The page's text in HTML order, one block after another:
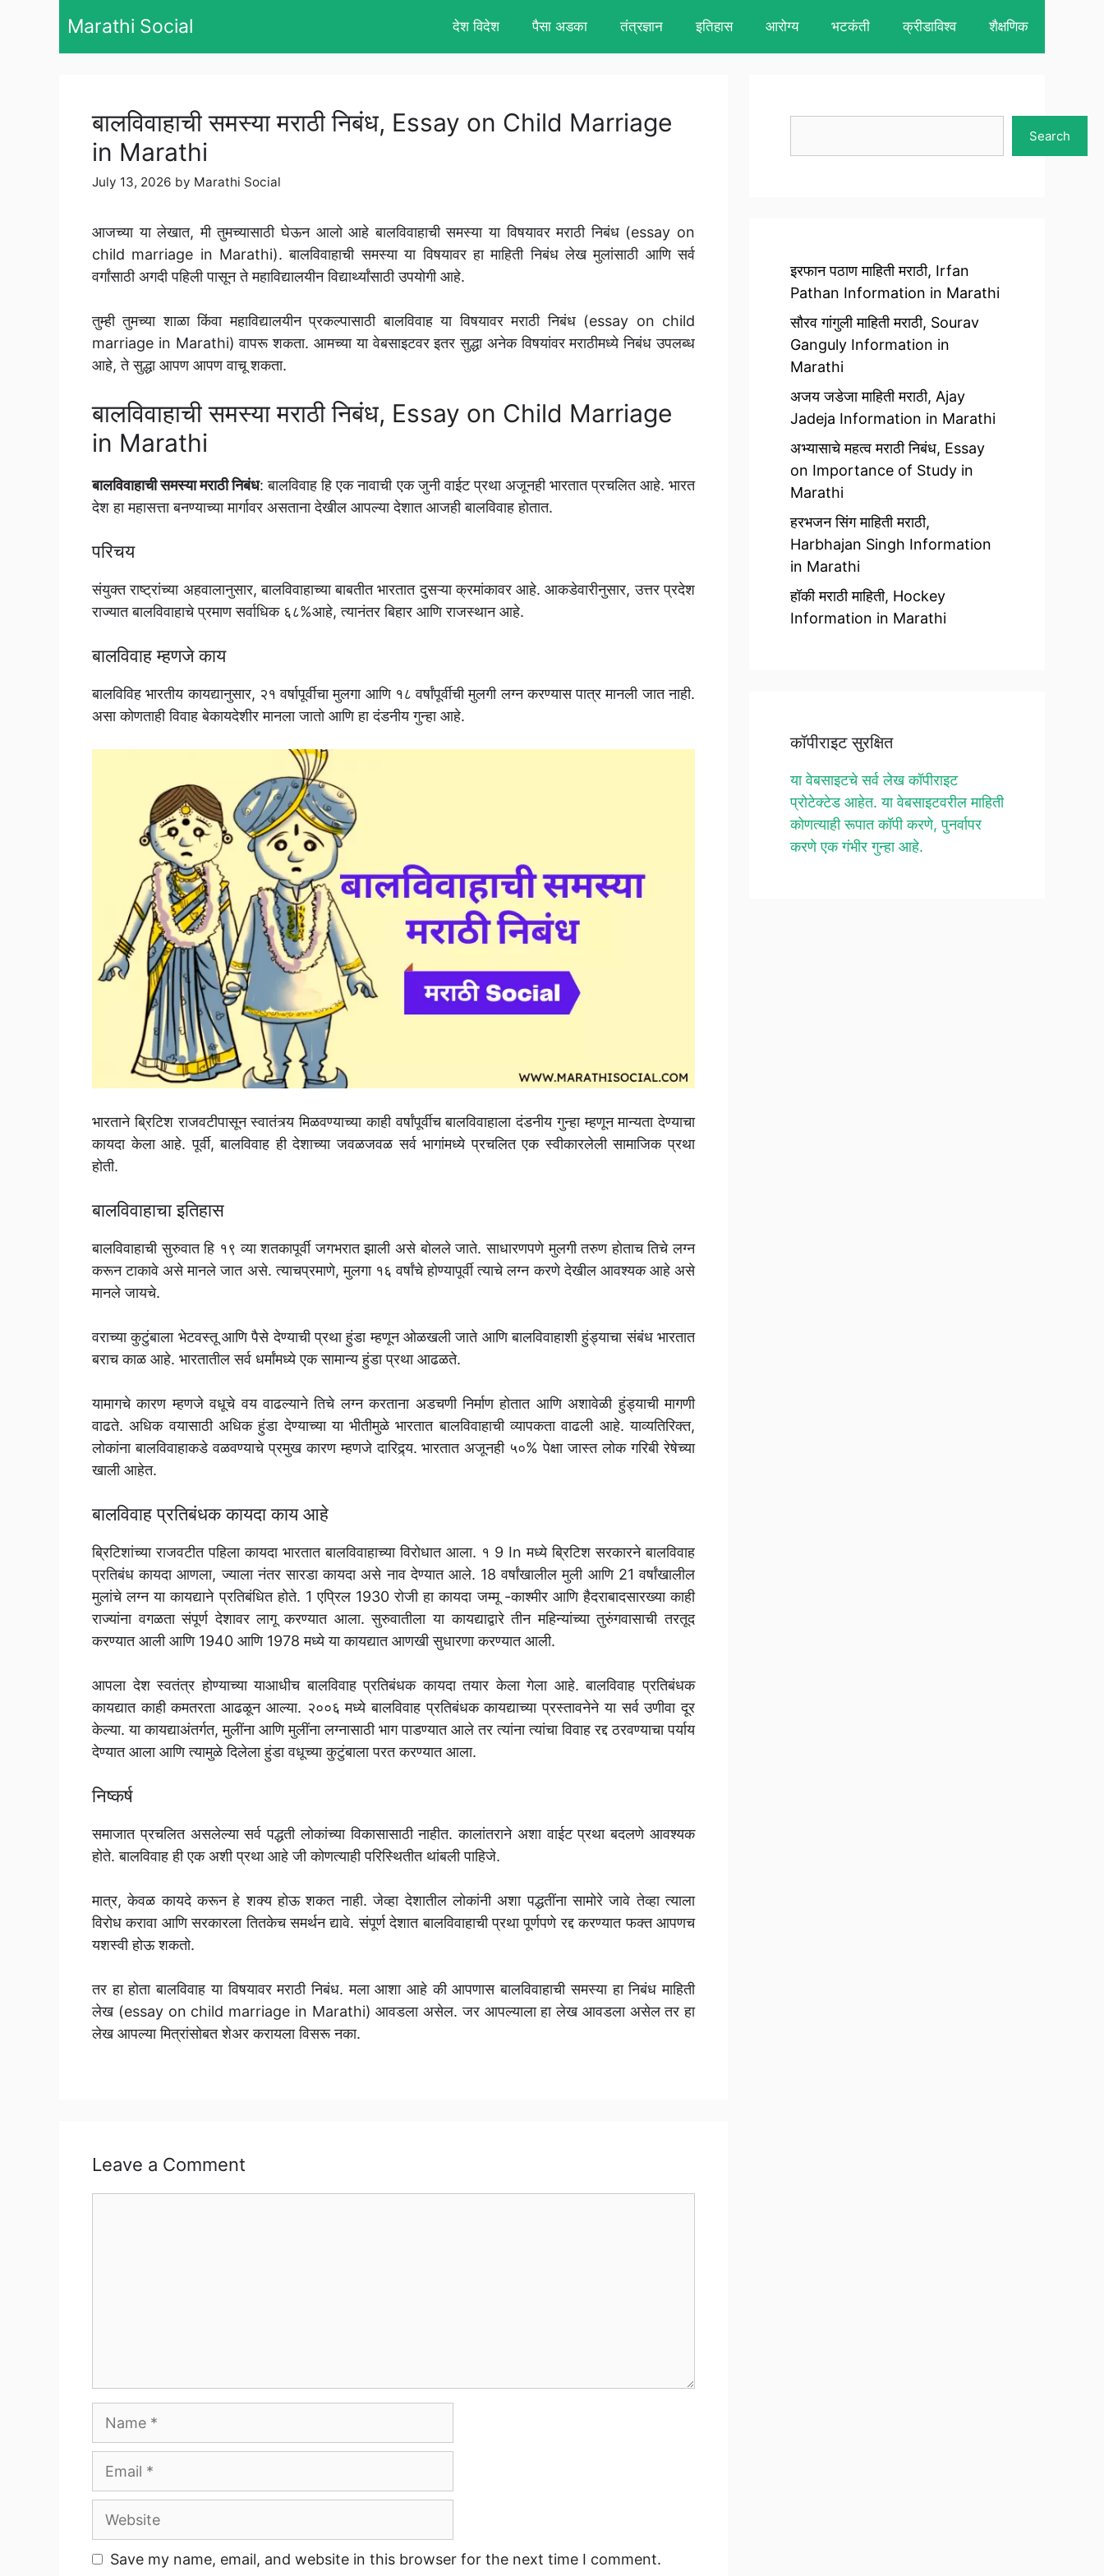
Marathi Social देश विदेश पैसा अडका तंत्रज्ञान इतिहास आरोग्य भटकंती क्रीडाविश्व शैक्षणिक
बालविवाहाची समस्या मराठी निबंध, Essay on Child Marriage
in Marathi
July 13, 2026 by Marathi Social
आजच्या या लेखात, मी तुमच्यासाठी घेऊन आलो आहे बालविवाहाची समस्या या विषयावर मराठी निबंध (essay on
child marriage in Marathi). बालविवाहाची समस्या या विषयावर हा माहिती निबंध लेख मुलांसाठी आणि सर्व
वर्गांसाठी अगदी पहिली पासून ते महाविद्यालयीन विद्यार्थ्यांसाठी उपयोगी आहे.
तुम्ही तुमच्या शाळा किंवा महाविद्यालयीन प्रकल्पासाठी बालविवाह या विषयावर मराठी निबंध (essay on child
marriage in Marathi) वापरू शकता. आमच्या या वेबसाइटवर इतर सुद्धा अनेक विषयांवर मराठीमध्ये निबंध उपलब्ध
आहे, ते सुद्धा आपण आपण वाचू शकता.
बालविवाहाची समस्या मराठी निबंध, Essay on Child Marriage
in Marathi
बालविवाहाची समस्या मराठी निबंध: बालविवाह हि एक नावाची एक जुनी वाईट प्रथा अजूनही भारतात प्रचलित आहे. भारत
देश हा महासत्ता बनण्याच्या मार्गावर असताना देखील आपल्या देशात आजही बालविवाह होतात.
परिचय
संयुक्त राष्ट्रांच्या अहवालानुसार, बालविवाहाच्या बाबतीत भारतात दुसऱ्या क्रमांकावर आहे. आकडेवारीनुसार, उत्तर प्रदेश
राज्यात बालविवाहाचे प्रमाण सर्वाधिक ६८%आहे, त्यानंतर बिहार आणि राजस्थान आहे.
बालविवाह म्हणजे काय
बालविविह भारतीय कायद्यानुसार, २१ वर्षापूर्वीचा मुलगा आणि १८ वर्षांपूर्वीची मुलगी लग्न करण्यास पात्र मानली जात नाही.
असा कोणताही विवाह बेकायदेशीर मानला जातो आणि हा दंडनीय गुन्हा आहे.
भारताने ब्रिटिश राजवटीपासून स्वातंत्र्य मिळवण्याच्या काही वर्षांपूर्वीच बालविवाहाला दंडनीय गुन्हा म्हणून मान्यता देण्याचा
कायदा केला आहे. पूर्वी, बालविवाह ही देशाच्या जवळजवळ सर्व भागांमध्ये प्रचलित एक स्वीकारलेली सामाजिक प्रथा
होती.
बालविवाहाचा इतिहास
बालविवाहाची सुरुवात हि १९ व्या शतकापूर्वी जगभरात झाली असे बोलले जाते. साधारणपणे मुलगी तरुण होताच तिचे लग्न
करून टाकावे असे मानले जात असे. त्याचप्रमाणे, मुलगा १६ वर्षांचे होण्यापूर्वी त्याचे लग्न करणे देखील आवश्यक आहे असे
मानले जायचे.
वराच्या कुटुंबाला भेटवस्तू आणि पैसे देण्याची प्रथा हुंडा म्हणून ओळखली जाते आणि बालविवाहाशी हुंड्याचा संबंध भारतात
बराच काळ आहे. भारतातील सर्व धर्मांमध्ये एक सामान्य हुंडा प्रथा आढळते.
यामागचे कारण म्हणजे वधूचे वय वाढल्याने तिचे लग्न करताना अडचणी निर्माण होतात आणि अशावेळी हुंड्याची मागणी
वाढते. अधिक वयासाठी अधिक हुंडा देण्याच्या या भीतीमुळे भारतात बालविवाहाची व्यापकता वाढली आहे. याव्यतिरिक्त,
लोकांना बालविवाहाकडे वळवण्याचे प्रमुख कारण म्हणजे दारिद्र्य. भारतात अजूनही ५०% पेक्षा जास्त लोक गरिबी रेषेच्या
खाली आहेत.
बालविवाह प्रतिबंधक कायदा काय आहे
ब्रिटिशांच्या राजवटीत पहिला कायदा भारतात बालविवाहाच्या विरोधात आला. १ 9 In मध्ये ब्रिटिश सरकारने बालविवाह
प्रतिबंध कायदा आणला, ज्याला नंतर सारडा कायदा असे नाव देण्यात आले. 18 वर्षांखालील मुली आणि 21 वर्षांखालील
मुलांचे लग्न या कायद्याने प्रतिबंधित होते. 1 एप्रिल 1930 रोजी हा कायदा जम्मू -काश्मीर आणि हैदराबादसारख्या काही
राज्यांना वगळता संपूर्ण देशावर लागू करण्यात आला. सुरुवातीला या कायद्याद्वारे तीन महिन्यांच्या तुरुंगवासाची तरतूद
करण्यात आली आणि 1940 आणि 1978 मध्ये या कायद्यात आणखी सुधारणा करण्यात आली.
आपला देश स्वतंत्र होण्याच्या याआधीच बालविवाह प्रतिबंधक कायदा तयार केला गेला आहे. बालविवाह प्रतिबंधक
कायद्यात काही कमतरता आढळून आल्या. २००६ मध्ये बालविवाह प्रतिबंधक कायद्याच्या प्रस्तावनेने या सर्व उणीवा दूर
केल्या. या कायद्याअंतर्गत, मुलींना आणि मुलींना लग्नासाठी भाग पाडण्यात आले तर त्यांना त्यांचा विवाह रद्द ठरवण्याचा पर्याय
देण्यात आला आणि त्यामुळे दिलेला हुंडा वधूच्या कुटुंबाला परत करण्यात आला.
निष्कर्ष
समाजात प्रचलित असलेल्या सर्व पद्धती लोकांच्या विकासासाठी नाहीत. कालांतराने अशा वाईट प्रथा बदलणे आवश्यक
होते. बालविवाह ही एक अशी प्रथा आहे जी कोणत्याही परिस्थितीत थांबली पाहिजे.
मात्र, केवळ कायदे करून हे शक्य होऊ शकत नाही. जेव्हा देशातील लोकांनी अशा पद्धतींना सामोरे जावे तेव्हा त्याला
विरोध करावा आणि सरकारला तितकेच समर्थन द्यावे. संपूर्ण देशात बालविवाहाची प्रथा पूर्णपणे रद्द करण्यात फक्त आपणच
यशस्वी होऊ शकतो.
तर हा होता बालविवाह या विषयावर मराठी निबंध. मला आशा आहे की आपणास बालविवाहाची समस्या हा निबंध माहिती
लेख (essay on child marriage in Marathi) आवडला असेल. जर आपल्याला हा लेख आवडला असेल तर हा
लेख आपल्या मित्रांसोबत शेअर करायला विसरू नका.
Leave a Comment
Website
Save my name, email, and website in this browser for the next time I comment.
Search
इरफान पठाण माहिती मराठी, Irfan
Pathan Information in Marathi
सौरव गांगुली माहिती मराठी, Sourav
Ganguly Information in
Marathi
अजय जडेजा माहिती मराठी, Ajay
Jadeja Information in Marathi
अभ्यासाचे महत्व मराठी निबंध, Essay
on Importance of Study in
Marathi
हरभजन सिंग माहिती मराठी,
Harbhajan Singh Information
in Marathi
हॉकी मराठी माहिती, Hockey
Information in Marathi
कॉपीराइट सुरक्षित
या वेबसाइटचे सर्व लेख कॉपीराइट
प्रोटेक्टेड आहेत. या वेबसाइटवरील माहिती
कोणत्याही रूपात कॉपी करणे, पुनर्वापर
करणे एक गंभीर गुन्हा आहे.